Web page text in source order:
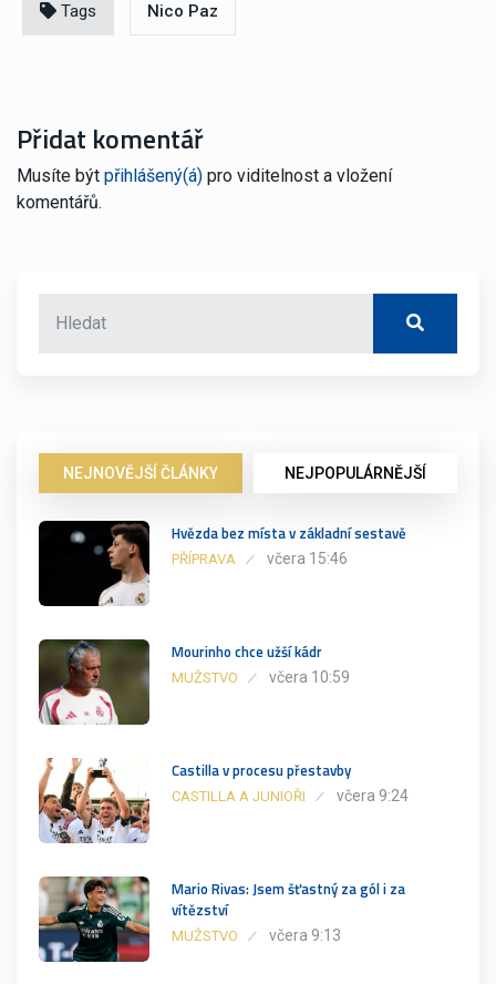
Tags Nico Paz
Přidat komentář
Musíte být přihlášený(á) pro viditelnost a vložení
komentářů.
NEJNOVĚJŠÍ ČLÁNKY NEJPOPULÁRNĚJŠÍ
Hvězda bez místa v základní sestavě
PŘÍPRAVA včera 15:46
Mourinho chce užší kádr
MUŽSTVO včera 10:59
Castilla v procesu přestavby
CASTILLA A JUNIOŘI včera 9:24
Mario Rivas: Jsem šťastný za gól i za
vítězství
MUŽSTVO včera 9:13